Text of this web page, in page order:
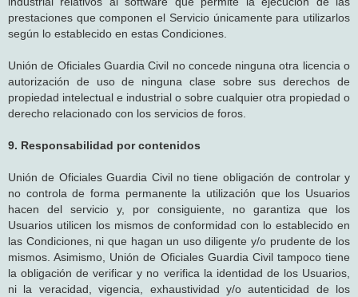
prestaciones que componen el Servicio únicamente para utilizarlos
según lo establecido en estas Condiciones.
Unión de Oficiales Guardia Civil no concede ninguna otra licencia o
autorización de uso de ninguna clase sobre sus derechos de
propiedad intelectual e industrial o sobre cualquier otra propiedad o
derecho relacionado con los servicios de foros.
9. Responsabilidad por contenidos
Unión de Oficiales Guardia Civil no tiene obligación de controlar y
no controla de forma permanente la utilización que los Usuarios
hacen del servicio y, por consiguiente, no garantiza que los
Usuarios utilicen los mismos de conformidad con lo establecido en
las Condiciones, ni que hagan un uso diligente y/o prudente de los
mismos. Asimismo, Unión de Oficiales Guardia Civil tampoco tiene
la obligación de verificar y no verifica la identidad de los Usuarios,
ni la veracidad, vigencia, exhaustividad y/o autenticidad de los